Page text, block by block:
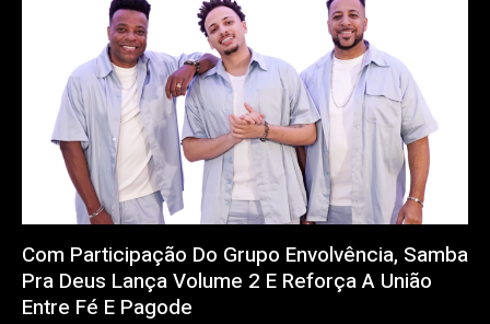
Com Participação Do Grupo Envolvência, Samba
Pra Deus Lança Volume 2 E Reforça A União
Entre Fé E Pagode